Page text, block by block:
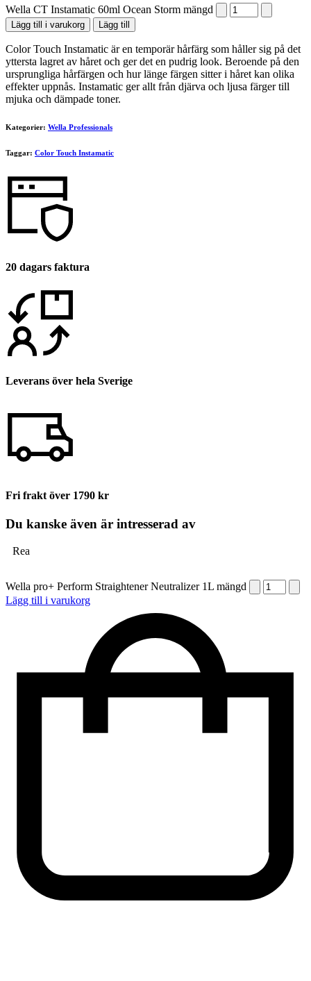
Wella CT Instamatic 60ml Ocean Storm mängd
Lägg till i varukorg Lägg till
Color Touch Instamatic är en temporär hårfärg som håller sig på det
yttersta lagret av håret och ger det en pudrig look. Beroende på den
ursprungliga hårfärgen och hur länge färgen sitter i håret kan olika
effekter uppnås. Instamatic ger allt från djärva och ljusa färger till
mjuka och dämpade toner.
Kategorier: Wella Professionals
Taggar: Color Touch Instamatic
20 dagars faktura
Leverans över hela Sverige
Fri frakt över 1790 kr
Du kanske även är intresserad av
Rea
Wella pro+ Perform Straightener Neutralizer 1L mängd
Lägg till i varukorg